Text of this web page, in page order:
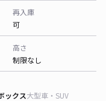
再入庫
可
高さ
制限なし
ックス大型車・SUV